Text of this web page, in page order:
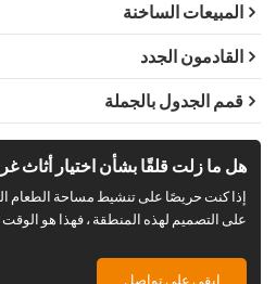
المبيعات الساخنة
القادمون الجدد
قمم الجدول بالجملة
هل ما زلت قلقًا بشأن اختيار أثاث
إذا كنت حريصًا على تنشيط مساحة الطعام
على التصميم لهذه المنطقة ، فهذا هو
ابقى على تواصل